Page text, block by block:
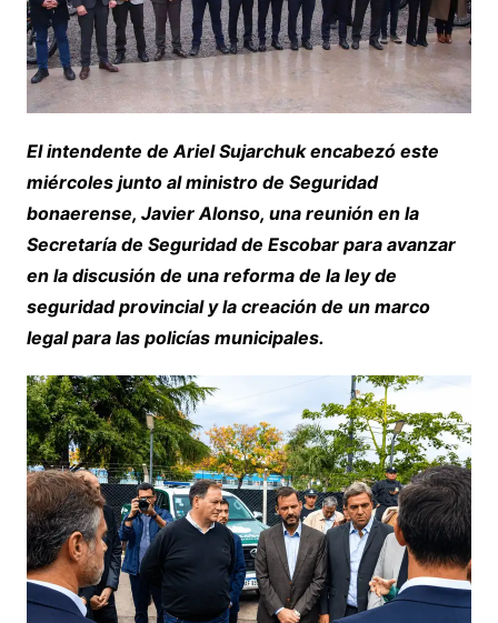
El intendente de Ariel Sujarchuk encabezó este
miércoles junto al ministro de Seguridad
bonaerense, Javier Alonso, una reunión en la
Secretaría de Seguridad de Escobar para avanzar
en la discusión de una reforma de la ley de
seguridad provincial y la creación de un marco
legal para las policías municipales.